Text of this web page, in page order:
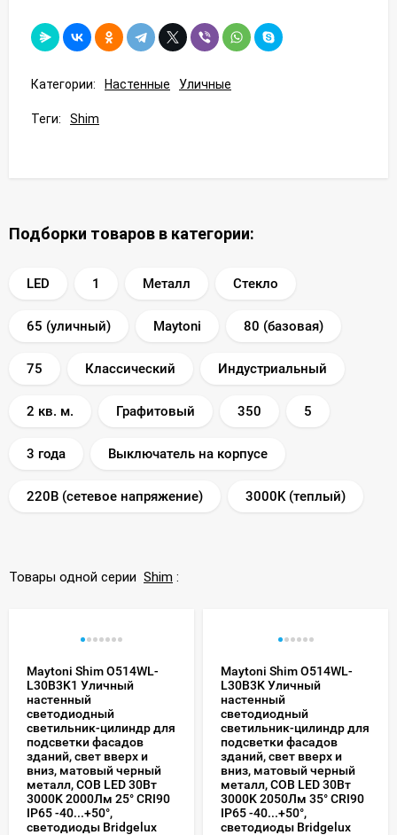
Категории: Настенные Уличные
Теги: Shim
Подборки товаров в категории:
LED 1 Металл Стекло
65 (уличный) Maytoni 80 (базовая)
75 Классический Индустриальный
2 кв. м. Графитовый 350 5
3 года Выключатель на корпусе
220В (сетевое напряжение) 3000K (теплый)
Товары одной серии Shim :
Maytoni Shim O514WL-
L30B3K1 Уличный
настенный
светодиодный
светильник-цилиндр для
подсветки фасадов
зданий, свет вверх и
вниз, матовый черный
металл, COB LED 30Вт
3000K 2000Лм 25° CRI90
IP65 -40...+50°,
светодиоды Bridgelux
Maytoni Shim O514WL-
L30B3K Уличный
настенный
светодиодный
светильник-цилиндр для
подсветки фасадов
зданий, свет вверх и
вниз, матовый черный
металл, COB LED 30Вт
3000K 2050Лм 35° CRI90
IP65 -40...+50°,
светодиоды Bridgelux